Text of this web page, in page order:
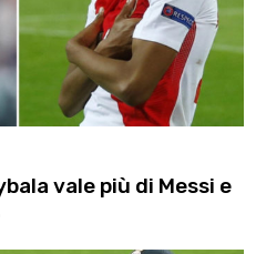
vale più di Messi e